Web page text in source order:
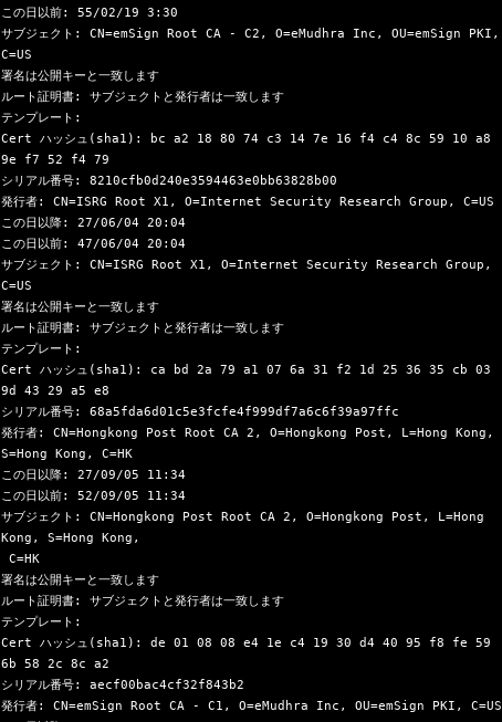
この日以前: 55/02/19 3:30
サブジェクト: CN=emSign Root CA - C2, O=eMudhra Inc, OU=emSign PKI,
C=US
署名は公開キーと一致します
ルート証明書: サブジェクトと発行者は一致します
テンプレート:
Cert ハッシュ(sha1): bc a2 18 80 74 c3 14 7e 16 f4 c4 8c 59 10 a8
9e f7 52 f4 79
シリアル番号: 8210cfb0d240e3594463e0bb63828b00
発行者: CN=ISRG Root X1, O=Internet Security Research Group, C=US
この日以降: 27/06/04 20:04
この日以前: 47/06/04 20:04
サブジェクト: CN=ISRG Root X1, O=Internet Security Research Group,
C=US
署名は公開キーと一致します
ルート証明書: サブジェクトと発行者は一致します
テンプレート:
Cert ハッシュ(sha1): ca bd 2a 79 a1 07 6a 31 f2 1d 25 36 35 cb 03
9d 43 29 a5 e8
シリアル番号: 68a5fda6d01c5e3fcfe4f999df7a6c6f39a97ffc
発行者: CN=Hongkong Post Root CA 2, O=Hongkong Post, L=Hong Kong,
S=Hong Kong, C=HK
この日以降: 27/09/05 11:34
この日以前: 52/09/05 11:34
サブジェクト: CN=Hongkong Post Root CA 2, O=Hongkong Post, L=Hong
Kong, S=Hong Kong,
署名は公開キーと一致します
ルート証明書: サブジェクトと発行者は一致します
テンプレート:
Cert ハッシュ(sha1): de 01 08 08 e4 1e c4 19 30 d4 40 95 f8 fe 59
6b 58 2c 8c a2
シリアル番号: aecf00bac4cf32f843b2
発行者: CN=emSign Root CA - C1, O=eMudhra Inc, OU=emSign PKI, C=US